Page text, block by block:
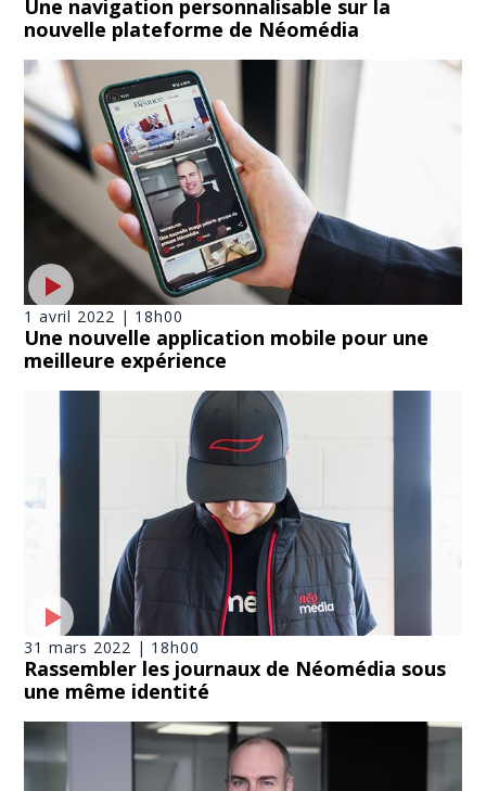
Une navigation personnalisable sur la
nouvelle plateforme de Néomédia
1 avril 2022 | 18h00
Une nouvelle application mobile pour une
meilleure expérience
31 mars 2022 | 18h00
Rassembler les journaux de Néomédia sous
une même identité